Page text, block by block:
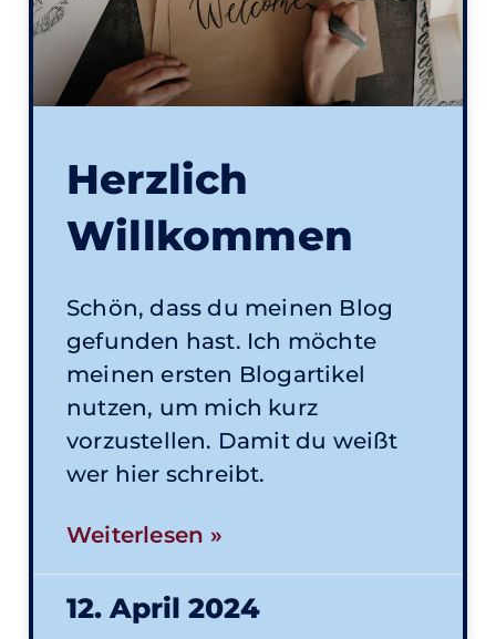
Herzlich
Willkommen
Schön, dass du meinen Blog
gefunden hast. Ich möchte
meinen ersten Blogartikel
nutzen, um mich kurz
vorzustellen. Damit du weißt
wer hier schreibt.
Weiterlesen »
12. April 2024